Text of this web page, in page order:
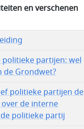
en verschenen
politieke partijen: wel
de Grondwet?
politieke partijen de
de interne
politieke partij